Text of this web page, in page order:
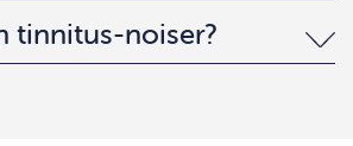
tinnitus-noiser?